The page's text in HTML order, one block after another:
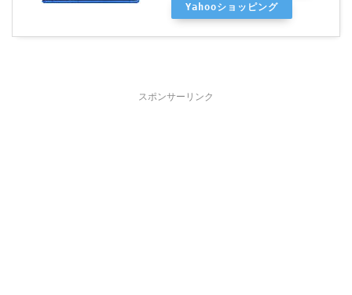
Yahooショッピング
スポンサーリンク